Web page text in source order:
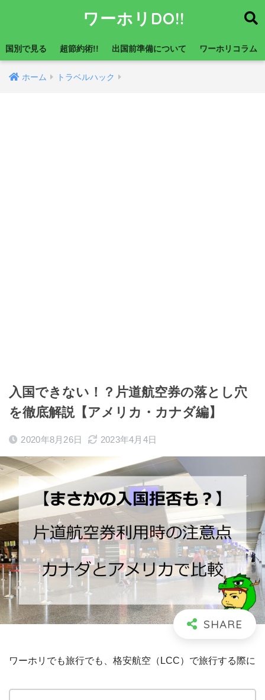
ワーホリDO!!
国別で見る 超節約術!! 出国前準備について ワーホリコラム
ホーム トラベルハック
入国できない！？片道航空券の落とし穴
を徹底解説【アメリカ・カナダ編】
2020年8月26日 2023年4月4日
ワーホリでも旅行でも、格安航空（LCC）で旅行する際に